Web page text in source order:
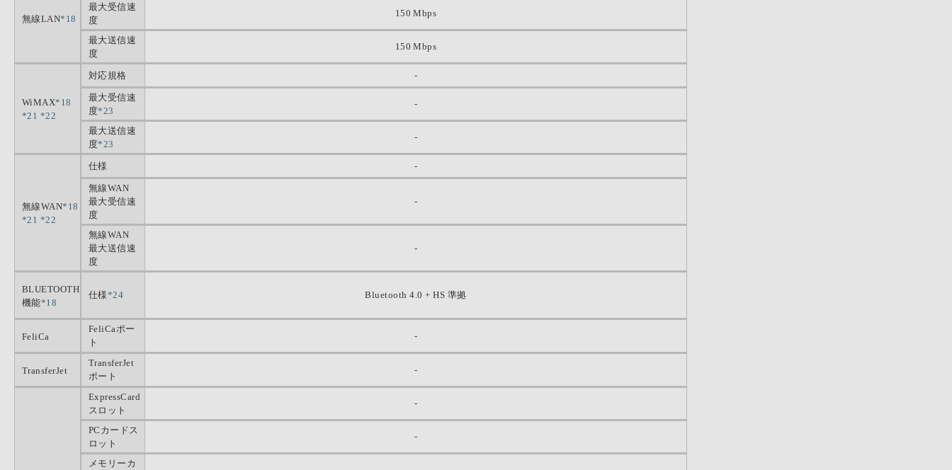
無線LAN*18
最大受信速
度
150 Mbps
最大送信速
度
150 Mbps
WiMAX*18
*21 *22
対応規格 -
最大受信速
度*23
-
最大送信速
度*23
-
無線WAN*18
*21 *22
仕様 -
無線WAN
最大受信速
度
-
無線WAN
最大送信速
度
-
BLUETOOTH
機能*18
仕様*24 Bluetooth 4.0 + HS 準拠
FeliCa
FeliCaポー
ト
-
TransferJet
TransferJet
ポート
-
ExpressCard
スロット
-
PCカードス
ロット
-
メモリーカ